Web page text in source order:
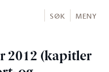
SØK MENY
2012 (kapitler